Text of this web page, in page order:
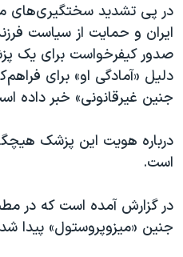
تریبونال مردمی آبان ۹۸
دادگاه حمید نوری
چهل سال گروگان‌گیری
قانون شفافیت دارائی کادر رهبری
همایش محافظه‌کاران آمریکا
در پی تشدید سختگیری‌های
ایران و حمایت از سیاست
صدور کیفرخواست برای یک
دلیل «آمادگی او» برای
جنین غیرقانونی» خبر داده
درباره هویت این پزشک
است.
جنین «میزوپروستول» پیدا